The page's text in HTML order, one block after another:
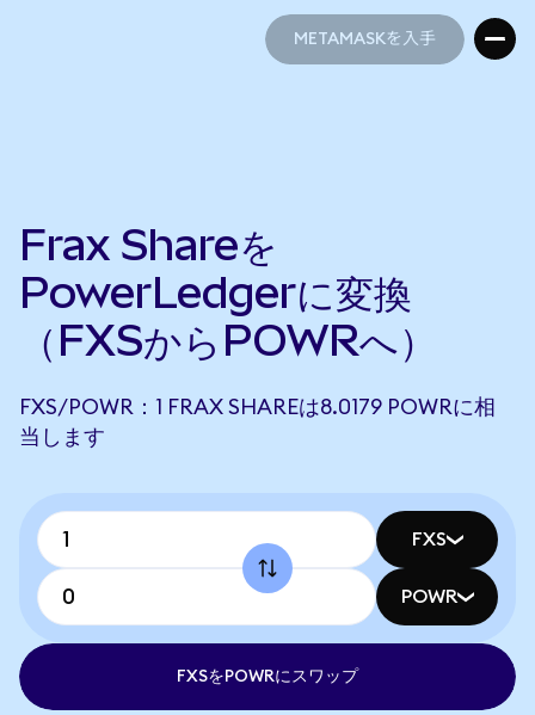
METAMASKを入手
Frax Shareを
PowerLedgerに変換
（FXSからPOWRへ）
FXS/POWR：1 FRAX SHAREは8.0179 POWRに相
当します
FXS
POWR
FXSをPOWRにスワップ